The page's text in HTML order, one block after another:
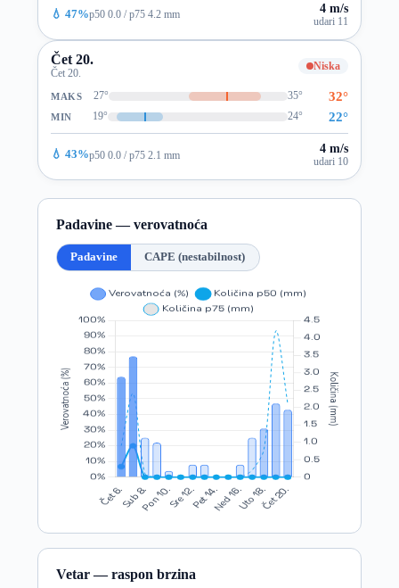
💧 47%p50 0.0 / p75 4.2 mm 4 m/s
udari 11
Čet 20.
Čet 20.
Niska
MAKS 27° 35° 32°
MIN 19° 24° 22°
💧 43%p50 0.0 / p75 2.1 mm 4 m/s
udari 10
Padavine — verovatnoća
Padavine CAPE (nestabilnost)
Vetar — raspon brzina